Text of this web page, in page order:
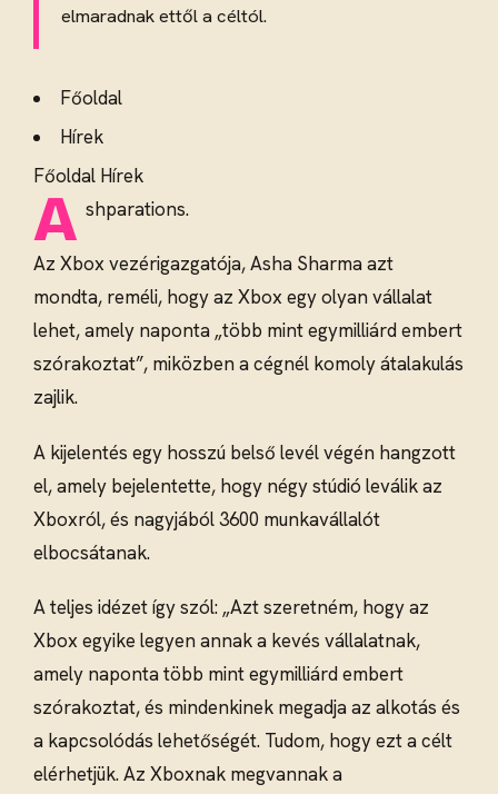
elmaradnak ettől a céltól.
Főoldal
Hírek
Főoldal Hírek
A shparations.
Az Xbox vezérigazgatója, Asha Sharma azt
mondta, reméli, hogy az Xbox egy olyan vállalat
lehet, amely naponta „több mint egymilliárd embert
szórakoztat”, miközben a cégnél komoly átalakulás
zajlik.
A kijelentés egy hosszú belső levél végén hangzott
el, amely bejelentette, hogy négy stúdió leválik az
Xboxról, és nagyjából 3600 munkavállalót
elbocsátanak.
A teljes idézet így szól: „Azt szeretném, hogy az
Xbox egyike legyen annak a kevés vállalatnak,
amely naponta több mint egymilliárd embert
szórakoztat, és mindenkinek megadja az alkotás és
a kapcsolódás lehetőségét. Tudom, hogy ezt a célt
elérhetjük. Az Xboxnak megvannak a